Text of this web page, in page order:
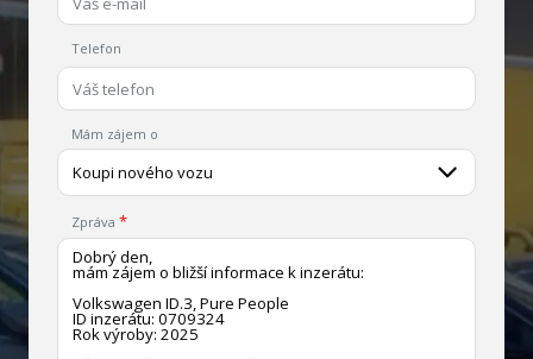
Telefon
Mám zájem o
Koupi nového vozu
Zpráva